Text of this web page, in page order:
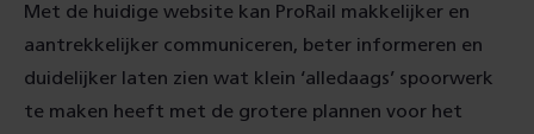
Met de huidige website kan ProRail makkelijker en
aantrekkelijker communiceren, beter informeren en
duidelijker laten zien wat klein ‘alledaags’ spoorwerk
te maken heeft met de grotere plannen voor het